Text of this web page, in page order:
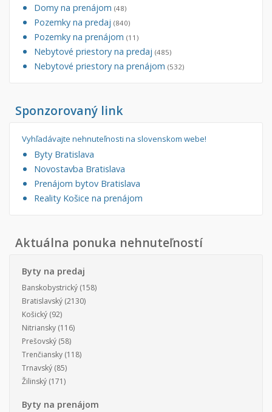
Domy na prenájom (48)
Pozemky na predaj (840)
Pozemky na prenájom (11)
Nebytové priestory na predaj (485)
Nebytové priestory na prenájom (532)
Sponzorovaný link
Vyhľadávajte nehnuteľnosti na slovenskom webe!
Byty Bratislava
Novostavba Bratislava
Prenájom bytov Bratislava
Reality Košice na prenájom
Aktuálna ponuka nehnuteľností
Byty na predaj
Banskobystrický (158)
Bratislavský (2130)
Košický (92)
Nitriansky (116)
Prešovský (58)
Trenčiansky (118)
Trnavský (85)
Žilinský (171)
Byty na prenájom